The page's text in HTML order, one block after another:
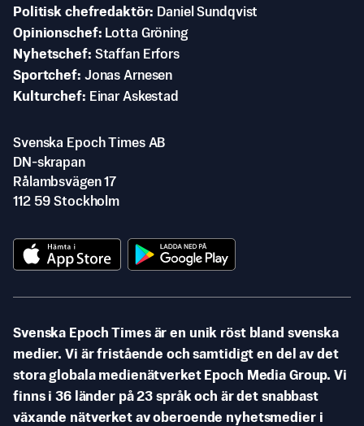
Politisk chefredaktör
Daniel Sundqvist
Opinionschef
Lotta Gröning
Nyhetschef Staffan Erfors
Sportchef Jonas Arnesen
Kulturchef
Einar Askestad
Svenska Epoch Times AB
DN-skrapan
Rålambsvägen 17
112 59 Stockholm
Svenska Epoch Times är en unik röst bland svenska
medier. Vi är fristående och samtidigt en del av det
stora globala medienätverket Epoch Media Group. Vi
finns i 36 länder på 23 språk och är det snabbast
växande nätverket av oberoende nyhetsmedier i